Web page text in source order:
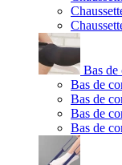
Bas de
Bas de
Bas de
Bas de
Bas de